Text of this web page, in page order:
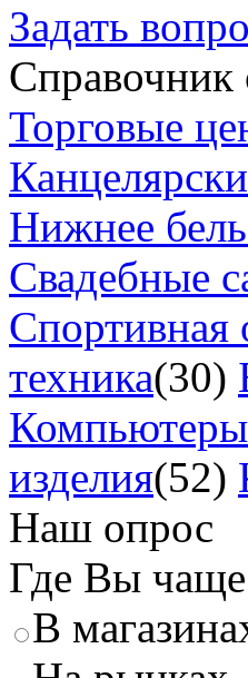
Задать
Справочник
Торговые
Нижнее
Свадебные
Спортивная
техника(30)
Компьютеры
изделия(52)
Наш опрос
Где Вы чаще
В